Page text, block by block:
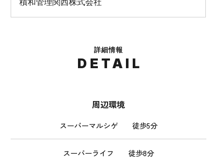
積和管理関西株式会社
詳細情報
DETAIL
周辺環境
スーパーマルシゲ 徒歩5分
スーパーライフ 徒歩8分